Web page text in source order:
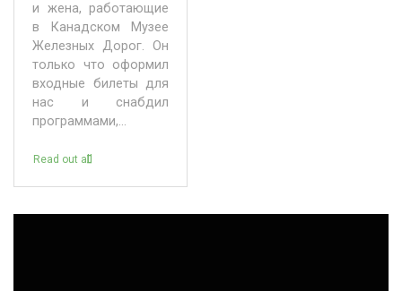
и жена, работающие
в Канадском Музее
Железных Дорог. Он
только что оформил
входные билеты для
нас и снабдил
программами,...
Read out all